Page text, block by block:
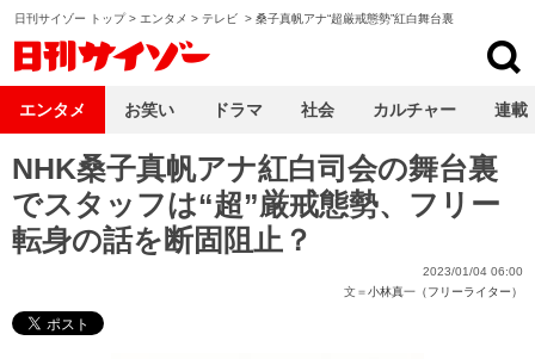
日刊サイゾー トップ> エンタメ > テレビ > 桑子真帆アナ“超厳戒態勢”紅白舞台裏
NHK桑子真帆アナ紅白司会の舞台裏
でスタッフは“超”厳戒態勢、フリー
転身の話を断固阻止？
2023/01/04 06:00
文＝小林真一（フリーライター）
エンタメ お笑い ドラマ 社会 カルチャー 連載